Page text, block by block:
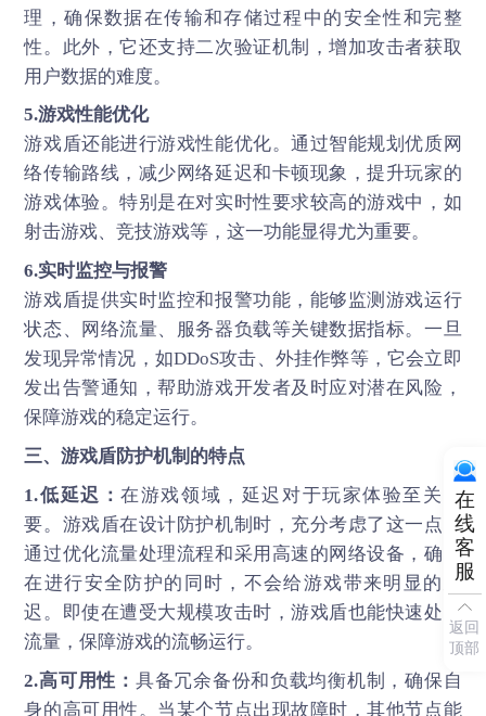
理，确保数据在传输和存储过程中的安全性和完整
性。此外，它还支持二次验证机制，增加攻击者获取
用户数据的难度。
5.游戏性能优化
游戏盾还能进行游戏性能优化。通过智能规划优质网
络传输路线，减少网络延迟和卡顿现象，提升玩家的
游戏体验。特别是在对实时性要求较高的游戏中，如
射击游戏、竞技游戏等，这一功能显得尤为重要。
6.实时监控与报警
游戏盾提供实时监控和报警功能，能够监测游戏运行
状态、网络流量、服务器负载等关键数据指标。一旦
发现异常情况，如DDoS攻击、外挂作弊等，它会立即
发出告警通知，帮助游戏开发者及时应对潜在风险，
保障游戏的稳定运行。
三、游戏盾防护机制的特点
1.低延迟：在游戏领域，延迟对于玩家体验至关重
要。游戏盾在设计防护机制时，充分考虑了这一点，
通过优化流量处理流程和采用高速的网络设备，确保
在进行安全防护的同时，不会给游戏带来明显的延
迟。即使在遭受大规模攻击时，游戏盾也能快速处理
流量，保障游戏的流畅运行。
2.高可用性： 具备冗余备份和负载均衡机制，确保自
身的高可用性。当某个节点出现故障时，其他节点能
在
线
客
服
返回
顶部